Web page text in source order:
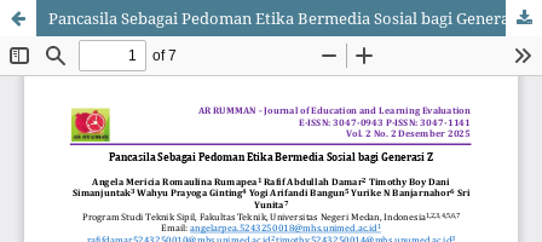
Pancasila Sebagai Pedoman Etika Bermedia Sosial bagi Generasi Z